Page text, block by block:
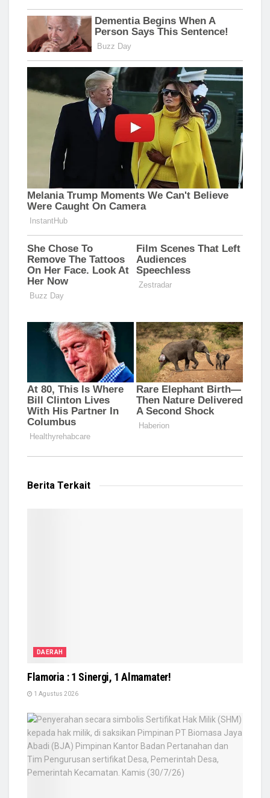
Berita Terkait
DAERAH
Flamoria : 1 Sinergi, 1 Almamater!
1 Agustus 2026